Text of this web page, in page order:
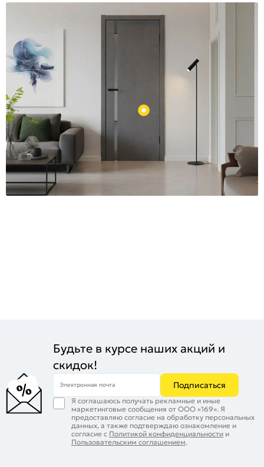
Будьте в курсе наших акций и
скидок!
Электронная почта Подписаться
Я соглашаюсь получать рекламные и иные
маркетинговые сообщения от ООО «169». Я
предоставляю согласие на обработку персональных
данных, а также подтверждаю ознакомление и
согласие с Политикой конфиденциальности и
Пользовательским соглашением.